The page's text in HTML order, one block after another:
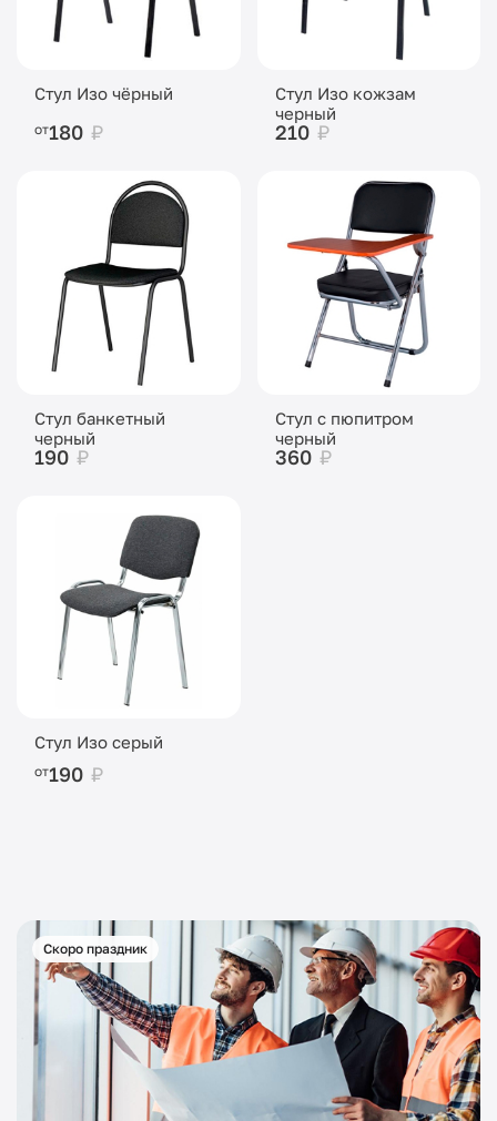
Стул Изо чёрный
от180 ₽
Стул Изо кожзам
черный
210 ₽
Стул банкетный
черный
190 ₽
Стул с пюпитром
черный
360 ₽
Стул Изо серый
от190 ₽
Скоро праздник